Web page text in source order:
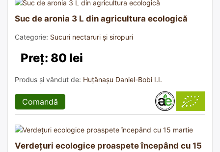
Suc de aronia 3 L din agricultura ecologică
Categorie: Sucuri nectaruri și siropuri
Preț: 80 lei
Produs și vândut de: Huțănașu Daniel-Bobi I.I.
Comandă
Verdețuri ecologice proaspete începând cu 15